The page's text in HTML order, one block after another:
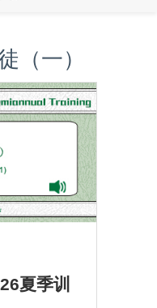
（一）
夏季训